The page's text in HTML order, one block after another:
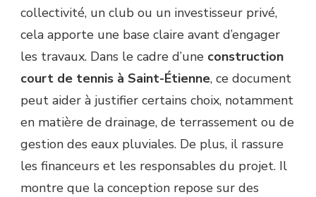
collectivité, un club ou un investisseur privé,
cela apporte une base claire avant d’engager
les travaux. Dans le cadre d’une construction
court de tennis à Saint-Étienne, ce document
peut aider à justifier certains choix, notamment
en matière de drainage, de terrassement ou de
gestion des eaux pluviales. De plus, il rassure
les financeurs et les responsables du projet. Il
montre que la conception repose sur des